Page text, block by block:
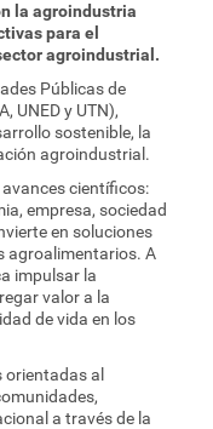
la agroindustria
para el
agroindustrial.
Públicas de
UNED y UTN),
sostenible, la
agroindustrial.
científicos:
empresa, sociedad
en soluciones
agroalimentarios. A
impulsar la
valor a la
de vida en los
al
a través de la